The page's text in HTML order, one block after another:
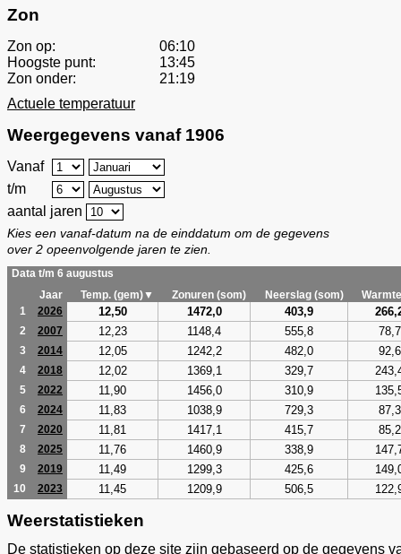
Zon
Zon op:
06:10
Hoogste punt:
13:45
Zon onder:
21:19
Actuele temperatuur
Weergegevens vanaf 1906
Vanaf
t/m
aantal jaren
Kies een vanaf-datum na de einddatum om de gegevens
over 2 opeenvolgende jaren te zien.
Data t/m 6 augustus
Jaar
Temp. (gem)▼ Zonuren (som) Neerslag (som)
1
2026 12,50 1472,0 403,9
2 2007 12,23 1148,4 555,8 78,7
3 2014 12,05 1242,2 482,0 92,6
4 2018 12,02 1369,1 329,7
5 2022 11,90 1456,0 310,9
6 2024 11,83 1038,9 729,3 87,3
7 2020 11,81 1417,1 415,7 85,2
8 2025 11,76 1460,9 338,9
9 2019 11,49 1299,3 425,6
10 2023 11,45 1209,9 506,5
Weerstatistieken
De statistieken op deze site zijn gebaseerd op de gegevens